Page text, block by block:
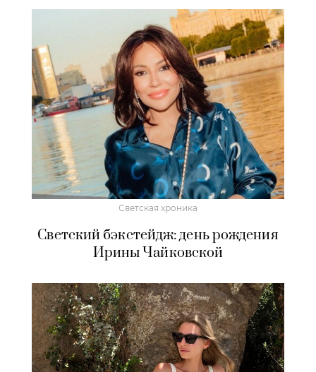
Светская хроника
Светский бэкстейдж: день рождения
Ирины Чайковской